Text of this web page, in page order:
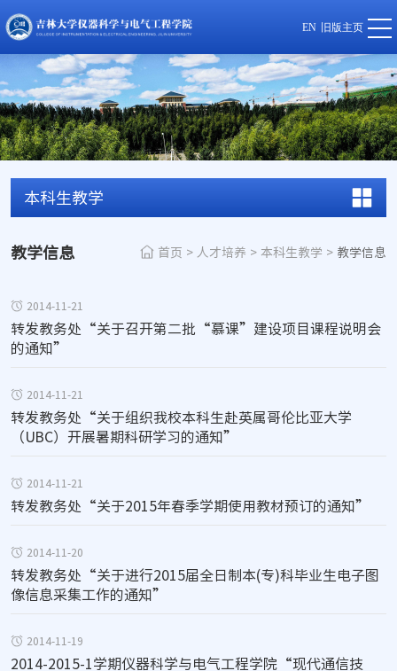
EN 旧版主页
本科生教学
教学信息 首页 > 人才培养 > 本科生教学 > 教学信息
2014-11-21
转发教务处“关于召开第二批“慕课”建设项目课程说明会
的通知”
2014-11-21
转发教务处“关于组织我校本科生赴英属哥伦比亚大学
（UBC）开展暑期科研学习的通知”
2014-11-21
转发教务处“关于2015年春季学期使用教材预订的通知”
2014-11-20
转发教务处“关于进行2015届全日制本(专)科毕业生电子图
像信息采集工作的通知”
2014-11-19
2014-2015-1学期仪器科学与电气工程学院“现代通信技